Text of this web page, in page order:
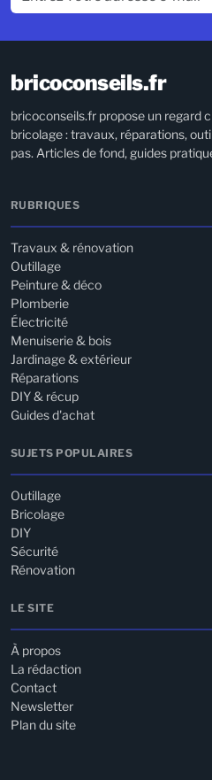
bricoconseils.fr
bricoconseils.fr propose un regard
bricolage : travaux, réparations,
pas. Articles de fond, guides
RUBRIQUES
Travaux & rénovation
Outillage
Peinture & déco
Plomberie
Électricité
Menuiserie & bois
Jardinage & extérieur
Réparations
DIY & récup
Guides d'achat
SUJETS POPULAIRES
Outillage
Bricolage
DIY
Sécurité
Rénovation
LE SITE
À propos
La rédaction
Contact
Newsletter
Plan du site